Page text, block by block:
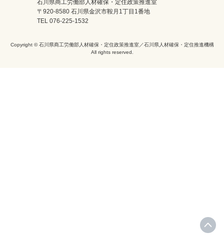
石川県商工労働部人材確保・定住政策推進室
〒920-8580 石川県金沢市鞍月1丁目1番地
TEL 076-225-1532
Copyright © 石川県商工労働部人材確保・定住政策推進室／石川県人材確保・定住推進機構
All rights reserved.